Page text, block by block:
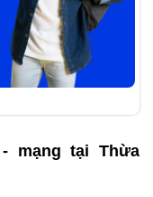
mạng tại Thừa